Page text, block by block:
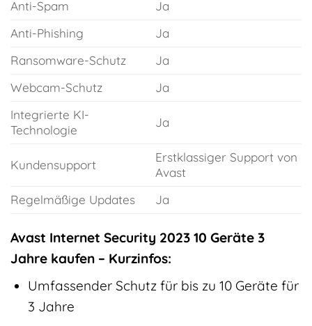
Anti-Spam
Ja
Anti-Phishing
Ja
Ransomware-Schutz
Ja
Webcam-Schutz
Ja
Integrierte KI-
Technologie
Ja
Kundensupport
Erstklassiger Support von
Avast
Regelmäßige Updates
Ja
Avast Internet Security 2023 10 Geräte 3
Jahre kaufen – Kurzinfos:
Umfassender Schutz für bis zu 10 Geräte für
3 Jahre